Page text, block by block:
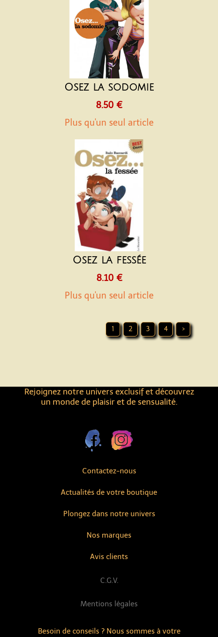
Contactez-nous
Actualités de votre boutique
Avis clients
Nos marques
Rejoignez notre univers exclusif et découvrez
un monde de plaisir et de sensualité.
Besoin de conseils ? Nous sommes à votre
Plongez dans notre univers
Mentions légales
C.G.V.
Osez la sodomie
8.50 €
Plus qu'un seul article
Osez la fessée
8.10 €
Plus qu'un seul article
1 2 3 4 >